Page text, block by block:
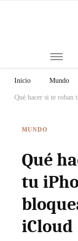
Inicio Mundo
Qué hacer si te roban
MUNDO
Qué
tu
iCloud